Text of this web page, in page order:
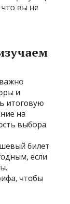
что вы не
и
итоговую
на
выбора
билет
если
чтобы